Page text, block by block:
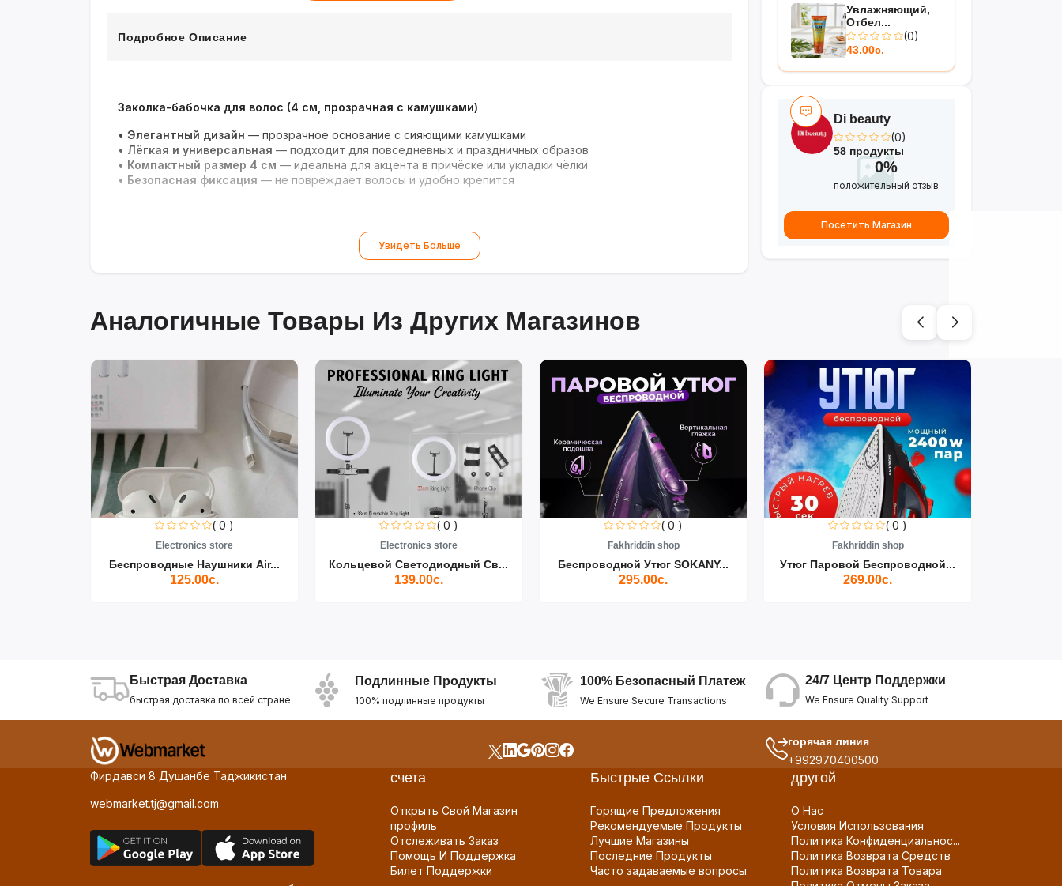
Подробное Описание
Заколка-бабочка для волос (4 см, прозрачная с камушками)
• Элегантный дизайн — прозрачное основание с сияющими камушками
• Лёгкая и универсальная — подходит для повседневных и праздничных образов
• Компактный размер 4 см — идеальна для акцента в причёске или укладки чёлки
• Безопасная фиксация — не повреждает волосы и удобно крепится
Увидеть Больше
Увлажняющий,
Отбел...
(0)
43.00с.
Di beauty
(0)
58 продукты
0%
положительный отзыв
Посетить Магазин
Аналогичные Товары Из Других Магазинов
( 0 )
Electronics store
Беспроводные Наушники Air...
125.00с.
( 0 )
Electronics store
Кольцевой Светодиодный Св...
139.00с.
( 0 )
Fakhriddin shop
Беспроводной Утюг SOKANY...
295.00с.
( 0 )
Fakhriddin shop
Утюг Паровой Беспроводной...
269.00с.
Быстрая Доставка
быстрая доставка по всей стране
Подлинные Продукты
100% подлинные продукты
100% Безопасный Платеж
We Ensure Secure Transactions
24/7 Центр Поддержки
We Ensure Quality Support
горячая линия
+992970400500
Фирдавси 8 Душанбе Таджикистан
webmarket.tj@gmail.com
счета
Открыть Свой Магазин
профиль
Отслеживать Заказ
Помощь И Поддержка
Билет Поддержки
Быстрые Ссылки
Горящие Предложения
Рекомендуемые Продукты
Лучшие Магазины
Последние Продукты
Часто задаваемые вопросы
другой
О Нас
Условия Использования
Политика Конфиденциальнос...
Политика Возврата Средств
Политика Возврата Товара